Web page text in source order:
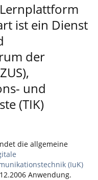
ist ein Dienst
der
und
(TIK)
die allgemeine
(IuK)
Anwendung.